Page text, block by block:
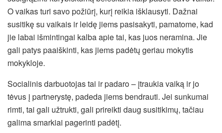
O vaikas turi savo požiūrį, kurį reikia išklausyti. Dažnai
susitikę su vaikais ir leidę jiems pasisakyti, pamatome, kad
jie labai išmintingai kalba apie tai, kas juos neramina. Jie
gali patys paaiškinti, kas jiems padėtų geriau mokytis
mokykloje.
Socialinis darbuotojas tai ir padaro – įtraukia vaiką ir jo
tėvus į partnerystę, padeda jiems bendrauti. Jei sunkumai
rimti, tai gali užtrukti, gali prireikti daug susitikimų, tačiau
galima smarkiai pagerinti padėtį.